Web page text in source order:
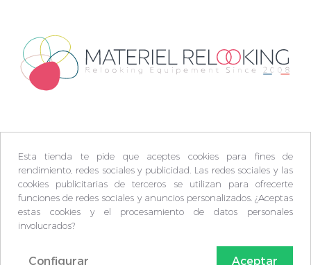
Esta tienda te pide que aceptes cookies para fines de
rendimiento, redes sociales y publicidad. Las redes sociales y las
cookies publicitarias de terceros se utilizan para ofrecerte
funciones de redes sociales y anuncios personalizados. ¿Aceptas
estas cookies y el procesamiento de datos personales
involucrados?
Aceptar
Configurar